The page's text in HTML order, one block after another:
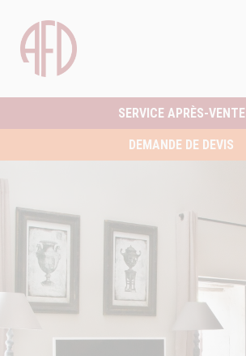
SERVICE APRÈS-VENTE
DEMANDE DE DEVIS